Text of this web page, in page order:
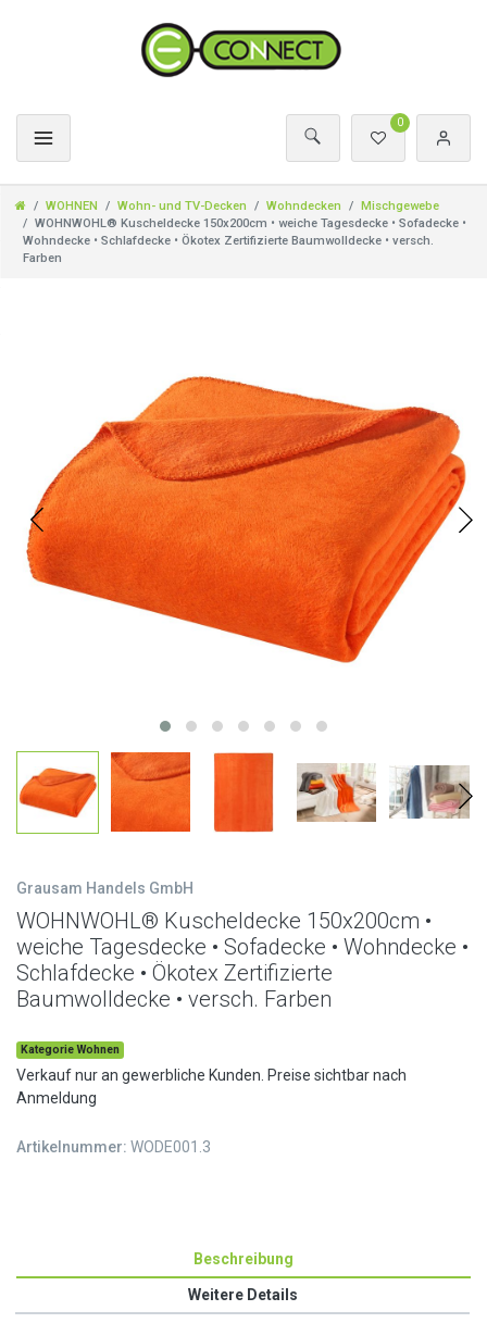
0
WOHNEN Wohn- und TV-Decken Wohndecken
Mischgewebe
WOHNWOHL® Kuscheldecke 150x200cm • weiche Tagesdecke • Sofadecke •
Wohndecke • Schlafdecke • Ökotex Zertifizierte Baumwolldecke • versch.
Farben
Grausam Handels GmbH
WOHNWOHL® Kuscheldecke 150x200cm •
weiche Tagesdecke • Sofadecke • Wohndecke •
Schlafdecke • Ökotex Zertifizierte
Baumwolldecke • versch. Farben
Kategorie Wohnen
Verkauf nur an gewerbliche Kunden. Preise sichtbar nach
Anmeldung
Artikelnummer: WODE001.3
Beschreibung
Weitere Details